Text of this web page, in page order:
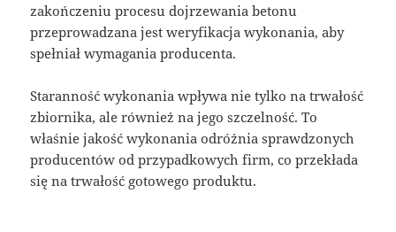
zakończeniu procesu dojrzewania betonu
przeprowadzana jest weryfikacja wykonania, aby
spełniał wymagania producenta.
Staranność wykonania wpływa nie tylko na trwałość
zbiornika, ale również na jego szczelność. To
właśnie jakość wykonania odróżnia sprawdzonych
producentów od przypadkowych firm, co przekłada
się na trwałość gotowego produktu.